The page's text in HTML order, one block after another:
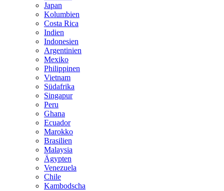
Japan
Kolumbien
Costa Rica
Indien
Indonesien
Argentinien
Mexiko
Philippinen
Vietnam
Südafrika
Singapur
Peru
Ghana
Ecuador
Marokko
Brasilien
Malaysia
Ägypten
Venezuela
Chile
Kambodscha